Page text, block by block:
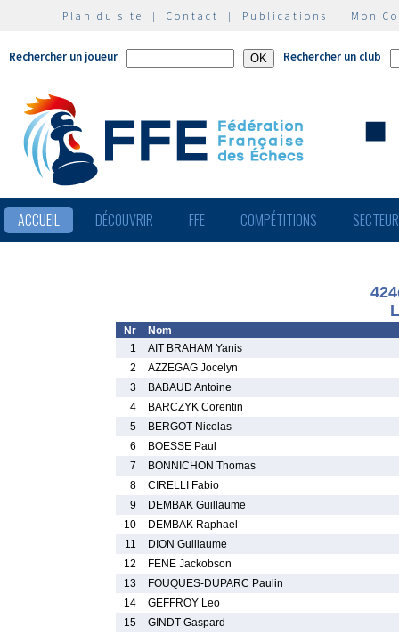
Plan du site | Contact | Publications | Mon
Rechercher un joueur Rechercher un club
ACCUEIL DÉCOUVRIR FFE COMPÉTITIONS
Nr
Nom
1
AIT BRAHAM Yanis
2
AZZEGAG Jocelyn
3
BABAUD Antoine
4
BARCZYK Corentin
5
BERGOT Nicolas
6
BOESSE Paul
7
BONNICHON Thomas
8
CIRELLI Fabio
9
DEMBAK Guillaume
10
DEMBAK Raphael
11
DION Guillaume
12
FENE Jackobson
13
FOUQUES-DUPARC Paulin
14
GEFFROY Leo
15
GINDT Gaspard